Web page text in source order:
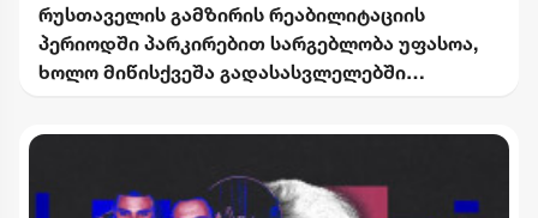
რუსთაველის გამზირის რეაბილიტაციის
პერიოდში პარკირებით სარგებლობა უფასოა,
ხოლო მიწისქვეშა გადასასვლელებში
გათავისუფლდებიან გადასახადებისგან